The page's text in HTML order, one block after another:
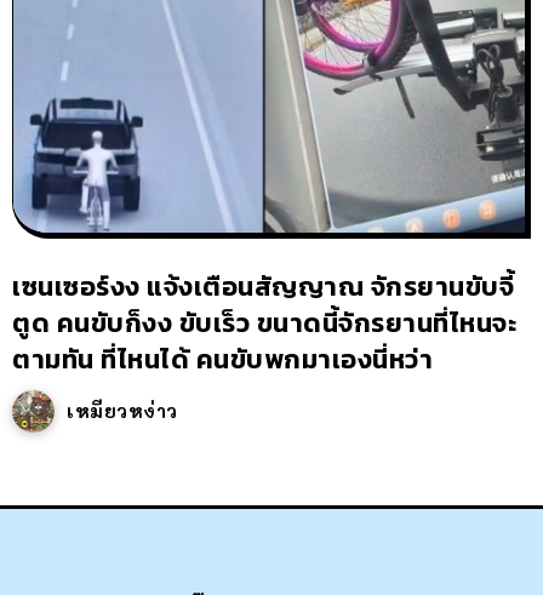
เซนเซอร์งง แจ้งเตือนสัญญาณ จักรยานขับจี้
ตูด คนขับก็งง ขับเร็ว ขนาดนี้จักรยานที่ไหนจะ
ตามทัน ที่ไหนได้ คนขับพกมาเองนี่หว่า
เหมียวหง่าว